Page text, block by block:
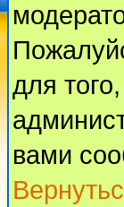
для
вами